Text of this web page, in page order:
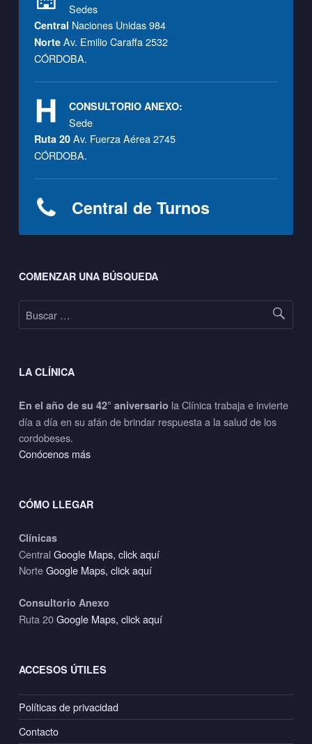
C
C
r
d
o
v
a
s
u
l
a
r
Sedes
Central Naciones Unidas 984
Norte Av. Emilio Caraffa 2532
CÓRDOBA.
CONSULTORIO ANEXO:
Sede
Ruta 20Av. Fuerza Aérea 2745
CÓRDOBA.
Central de Turnos
COMENZAR UNA BÚSQUEDA
Buscar:
LA CLÍNICA
En el año de su 42° aniversario la Clínica trabaja e invierte
día a día en su afán de brindar respuesta a la salud de los
cordobeses.
Conócenos más
CÓMO LLEGAR
Clínicas
CentralGoogle Maps, click aquí
NorteGoogle Maps, click aquí
Consultorio Anexo
Ruta 20Google Maps, click aquí
ACCESOS ÚTILES
Políticas de privacidad
Contacto